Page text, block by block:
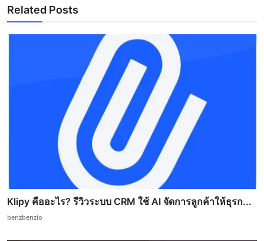
Related Posts
Klipy คืออะไร? รีวิวระบบ CRM ใช้ AI จัดการลูกค้าให้ธุรก...
benzbenzio